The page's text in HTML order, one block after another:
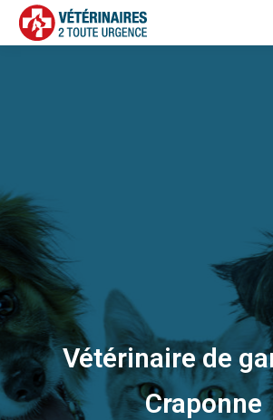
Vétérinaire de
Craponne